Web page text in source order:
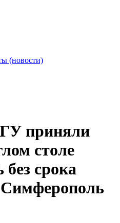
(новости)
приняли
столе
срока
Симферополь